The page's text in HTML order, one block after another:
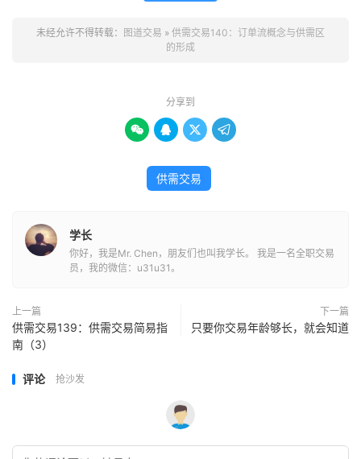
未经允许不得转载： 图道交易 » 供需交易140：订单流概念与供需区
的形成
分享到
   
供需交易
学长
你好，我是Mr. Chen，朋友们也叫我学长。 我是一名全职交易
员，我的微信：u31u31。
上一篇
供需交易139：供需交易简易指
南（3）
下一篇
只要你交易年龄够长，就会知道
评论 抢沙发